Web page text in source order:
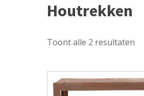
Houtrekken
Toont alle 2 resultaten